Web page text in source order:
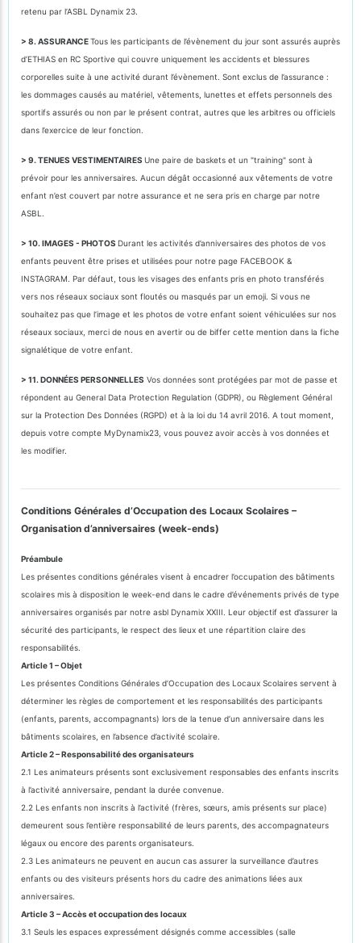
retenu par l’ASBL Dynamix 23.
> 8. ASSURANCETous les participants de l’évènement du jour sont assurés auprès
d’ETHIAS en RC Sportive qui couvre uniquement les accidents et blessures
corporelles suite à une activité durant l’évènement. Sont exclus de l’assurance :
les dommages causés au matériel, vêtements, lunettes et effets personnels des
sportifs assurés ou non par le présent contrat, autres que les arbitres ou officiels
dans l’exercice de leur fonction.
> 9. TENUES VESTIMENTAIRES Une paire de baskets et un "training" sont à
prévoir pour les anniversaires. Aucun dégât occasionné aux vêtements de votre
enfant n’est couvert par notre assurance et ne sera pris en charge par notre
ASBL.
> 10. IMAGES - PHOTOS Durant les activités d’anniversaires des photos de vos
enfants peuvent être prises et utilisées pour notre page FACEBOOK &
INSTAGRAM. Par défaut, tous les visages des enfants pris en photo transférés
vers nos réseaux sociaux sont floutés ou masqués par un emoji. Si vous ne
souhaitez pas que l’image et les photos de votre enfant soient véhiculées sur nos
réseaux sociaux, merci de nous en avertir ou de biffer cette mention dans la fiche
signalétique de votre enfant.
> 11. DONNÉES PERSONNELLES Vos données sont protégées par mot de passe et
répondent au General Data Protection Regulation (GDPR), ou Règlement Général
sur la Protection Des Données (RGPD) et à la loi du 14 avril 2016. A tout moment,
depuis votre compte MyDynamix23, vous pouvez avoir accès à vos données et
les modifier.
Conditions Générales d’Occupation des Locaux Scolaires –
Organisation d’anniversaires (week-ends)
Préambule
Les présentes conditions générales visent à encadrer l’occupation des bâtiments
scolaires mis à disposition le week-end dans le cadre d’événements privés de type
anniversaires organisés par notre asbl Dynamix XXIII. Leur objectif est d’assurer la
sécurité des participants, le respect des lieux et une répartition claire des
responsabilités.
Article 1 – Objet
Les présentes Conditions Générales d’Occupation des Locaux Scolaires servent à
déterminer les règles de comportement et les responsabilités des participants
(enfants, parents, accompagnants) lors de la tenue d’un anniversaire dans les
bâtiments scolaires, en l’absence d’activité scolaire.
Article 2 – Responsabilité des organisateurs
2.1 Les animateurs présents sont exclusivement responsables des enfants inscrits
à l’activité anniversaire, pendant la durée convenue.
2.2 Les enfants non inscrits à l’activité (frères, sœurs, amis présents sur place)
demeurent sous l’entière responsabilité de leurs parents, des accompagnateurs
légaux ou encore des parents organisateurs.
2.3 Les animateurs ne peuvent en aucun cas assurer la surveillance d’autres
enfants ou des visiteurs présents hors du cadre des animations liées aux
anniversaires.
Article 3 – Accès et occupation des locaux
3.1 Seuls les espaces expressément désignés comme accessibles (salle